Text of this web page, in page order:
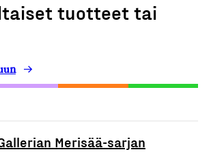
tuotteet tai
Merisää-sarjan